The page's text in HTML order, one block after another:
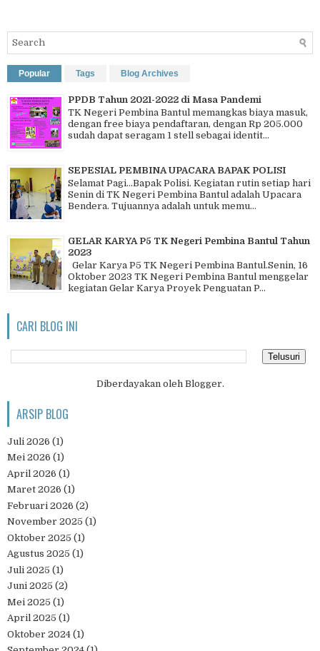
Popular Tags Blog Archives
PPDB Tahun 2021-2022 di Masa Pandemi
TK Negeri Pembina Bantul memangkas biaya masuk,
dengan free biaya pendaftaran, dengan Rp 205.000
sudah dapat seragam 1 stell sebagai identit...
SEPESIAL PEMBINA UPACARA BAPAK POLISI
Selamat Pagi…Bapak Polisi. Kegiatan rutin setiap hari
Senin di TK Negeri Pembina Bantul adalah Upacara
Bendera. Tujuannya adalah untuk memu...
GELAR KARYA P5 TK Negeri Pembina Bantul Tahun
2023
Gelar Karya P5 TK Negeri Pembina Bantul.Senin, 16
Oktober 2023 TK Negeri Pembina Bantul menggelar
kegiatan Gelar Karya Proyek Penguatan P...
CARI BLOG INI
Diberdayakan oleh Blogger.
ARSIP BLOG
Juli 2026 (1)
Mei 2026 (1)
April 2026 (1)
Maret 2026 (1)
Februari 2026 (2)
November 2025 (1)
Oktober 2025 (1)
Agustus 2025 (1)
Juli 2025 (1)
Juni 2025 (2)
Mei 2025 (1)
April 2025 (1)
Oktober 2024 (1)